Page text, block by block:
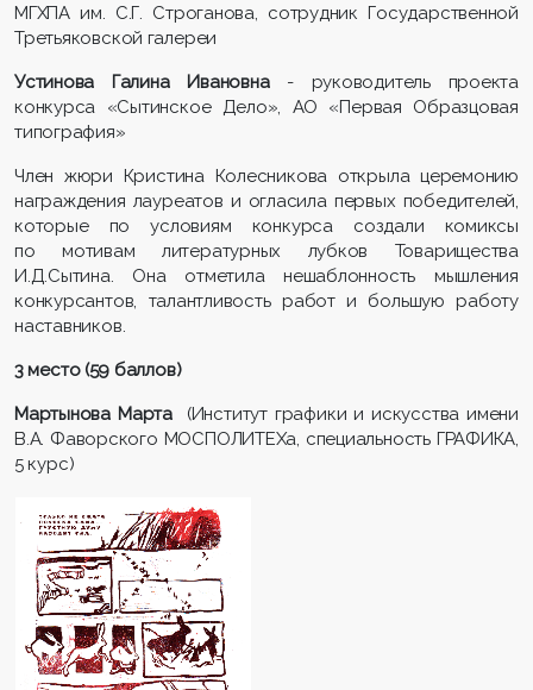
МГХПА им. С.Г. Строганова, сотрудник Государственной
Третьяковской галереи
Устинова Галина Ивановна- руководитель проекта
конкурса «Сытинское Дело», АО «Первая Образцовая
типография»
Член жюри Кристина Колесникова открыла церемонию
награждения лауреатов и огласила первых победителей,
которые по условиям конкурса создали комиксы
по мотивам литературных лубков Товарищества
И.Д.Сытина. Она отметила нешаблонность мышления
конкурсантов, талантливость работ и большую работу
наставников.
3 место (59 баллов)
Мартынова Марта
(Институт графики и искусства имени
В.А. Фаворского МОСПОЛИТЕХа, специальность ГРАФИКА,
5 курс)